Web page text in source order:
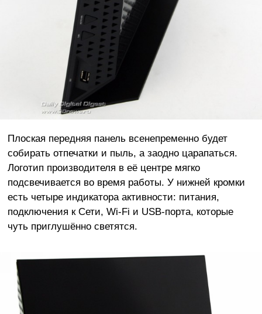
Плоская передняя панель всенепременно будет
собирать отпечатки и пыль, а заодно царапаться.
Логотип производителя в её центре мягко
подсвечивается во время работы. У нижней кромки
есть четыре индикатора активности: питания,
подключения к Сети, Wi-Fi и USB-порта, которые
чуть приглушённо светятся.